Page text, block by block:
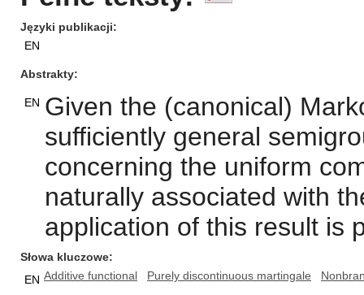
Języki publikacji
EN
Abstrakty
EN Given the (canonical)
sufficiently general
concerning the uniform
naturally associated with
application of this result is
Słowa kluczowe
EN Additive functional Purely discontinuous martingale